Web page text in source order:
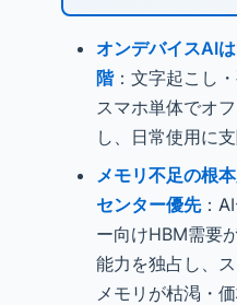
オンデバイスAI
階：文字起こし
スマホ単体でオ
し、日常使用に
メモリ不足の根
センター優先：
ー向けHBM需要
能力を独占し、
メモリが枯渇・